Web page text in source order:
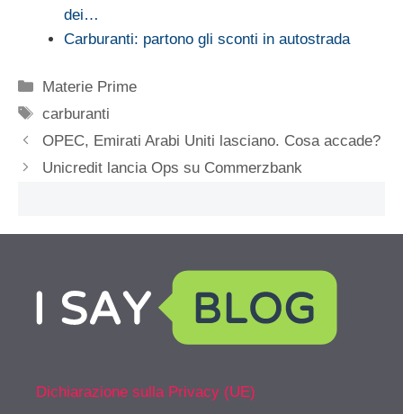
dei…
Carburanti: partono gli sconti in autostrada
Categorie
Materie Prime
Tag
carburanti
OPEC, Emirati Arabi Uniti lasciano. Cosa accade?
Unicredit lancia Ops su Commerzbank
Dichiarazione sulla Privacy (UE)